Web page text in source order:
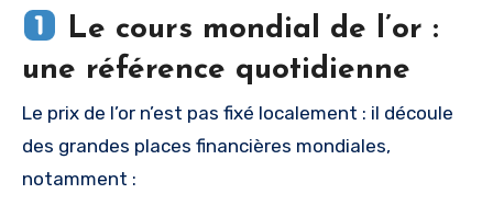
Le cours mondial de l’or :
une référence quotidienne
Le prix de l’or n’est pas fixé localement : il découle
des grandes places financières mondiales,
notamment :